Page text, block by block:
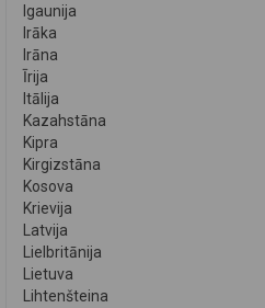
Igaunija
Irāka
Irāna
Īrija
Itālija
Kazahstāna
Kipra
Kirgizstāna
Kosova
Krievija
Latvija
Lielbritānija
Lietuva
Lihtenšteina